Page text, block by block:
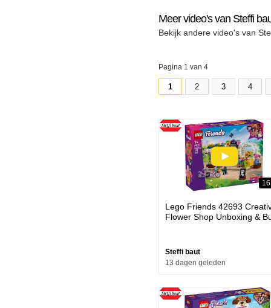
Meer video's van Steffi
Bekijk andere video's van
Pagina 1 van 4
1 2 3 4
Lego Friends 42693
Flower Shop Unboxing &
Steffi baut
13 dagen geleden